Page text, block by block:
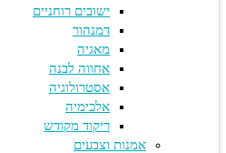
ישובים רוחניים
דמנהור
מאגיה
אחווה לבנה
אסטרולוגיה
אלכימיה
ריקוד מקודש
אמנות וצבעים